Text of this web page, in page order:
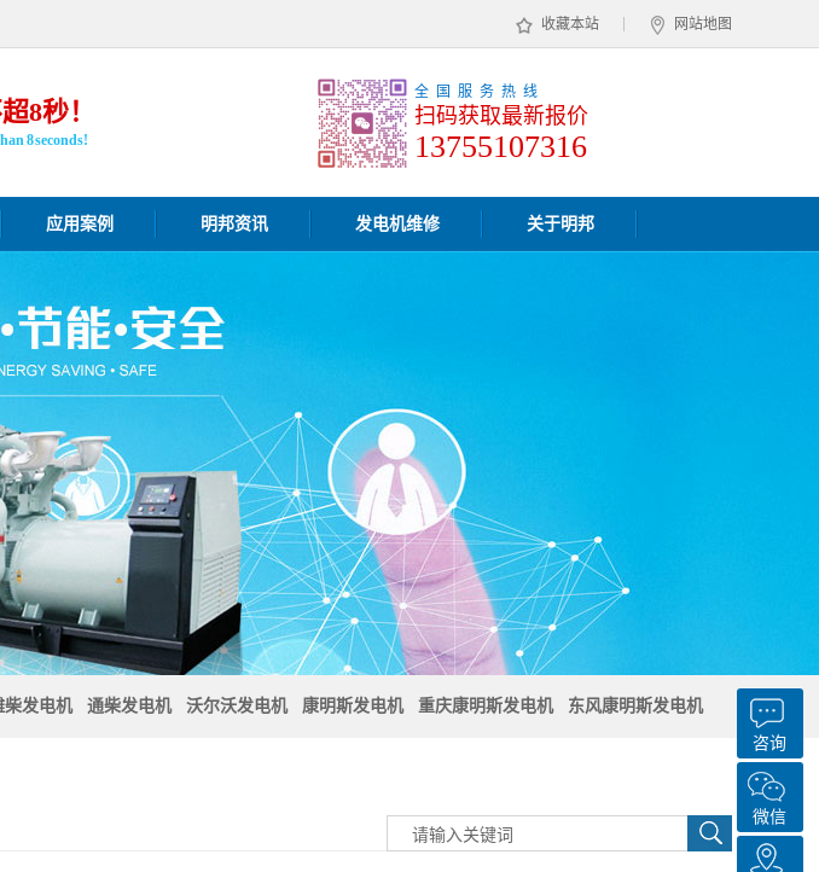
收藏本站 网站地图
8秒！
8 seconds!
全国服务热线
扫码获取最新报价
13755107316
应用案例 明邦资讯 发电机维修 关于明邦
柴发电机 通柴发电机 沃尔沃发电机 康明斯发电机 重庆康明斯发电机 东风康明斯发电机
咨询
微信